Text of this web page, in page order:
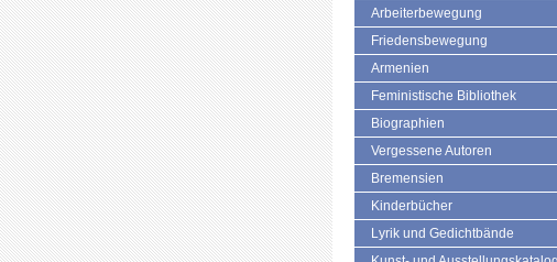
Arbeiterbewegung
Friedensbewegung
Armenien
Feministische Bibliothek
Biographien
Vergessene Autoren
Bremensien
Kinderbücher
Lyrik und Gedichtbände